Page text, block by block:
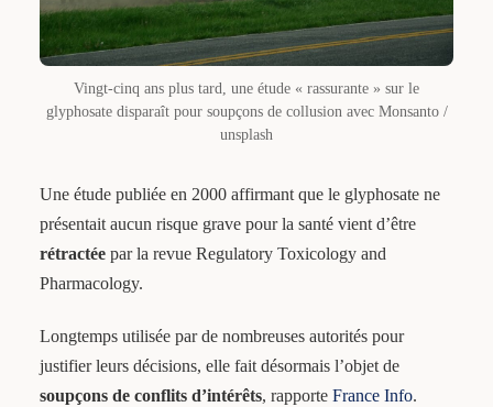
Vingt-cinq ans plus tard, une étude « rassurante » sur le
glyphosate disparaît pour soupçons de collusion avec Monsanto /
unsplash
Une étude publiée en 2000 affirmant que le glyphosate ne
présentait aucun risque grave pour la santé vient d’être
rétractéepar la revue Regulatory Toxicology and
Pharmacology.
Longtemps utilisée par de nombreuses autorités pour
justifier leurs décisions, elle fait désormais l’objet de
soupçons de conflits d’intérêts, rapporte France Info.